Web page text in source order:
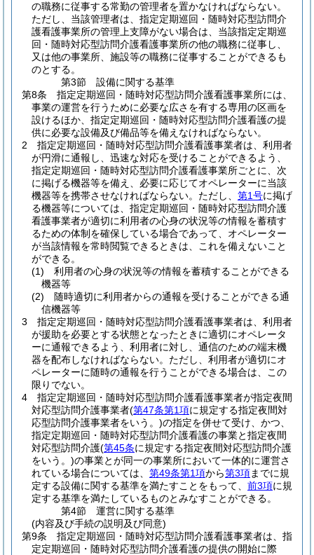
の職務に従事する常勤の管理者を置かなければならない。
ただし、当該管理者は、指定定期巡回・随時対応型訪問介
護看護事業所の管理上支障がない場合は、当該指定定期巡
回・随時対応型訪問介護看護事業所の他の職務に従事し、
又は他の事業所、施設等の職務に従事することができるも
のとする。
第3節
設備に関する基準
第8条
指定定期巡回・随時対応型訪問介護看護事業所には、
事業の運営を行うために必要な広さを有する専用の区画を
設けるほか、指定定期巡回・随時対応型訪問介護看護の提
供に必要な設備及び備品等を備えなければならない。
2
指定定期巡回・随時対応型訪問介護看護事業者は、利用者
が円滑に通報し、迅速な対応を受けることができるよう、
指定定期巡回・随時対応型訪問介護看護事業所ごとに、次
に掲げる機器等を備え、必要に応じてオペレーターに当該
機器等を携帯させなければならない。 ただし、 第1号に掲げ
る機器等については、指定定期巡回・随時対応型訪問介護
看護事業者が適切に利用者の心身の状況等の情報を蓄積す
るための体制を確保している場合であって、オペレーター
が当該情報を常時閲覧できるときは、これを備えないこと
ができる。
(1)
利用者の心身の状況等の情報を蓄積することができる
機器等
(2)
随時適切に利用者からの通報を受けることができる通
信機器等
3
指定定期巡回・随時対応型訪問介護看護事業者は、利用者
が援助を必要とする状態となったときに適切にオペレータ
ーに通報できるよう、利用者に対し、通信のための端末機
器を配布しなければならない。 ただし、利用者が適切にオ
ペレーターに随時の通報を行うことができる場合は、この
限りでない。
4
指定定期巡回・随時対応型訪問介護看護事業者が指定夜間
対応型訪問介護事業者(第47条第1項に規定する指定夜間対
応型訪問介護事業者をいう。)の指定を併せて受け、かつ、
指定定期巡回・随時対応型訪問介護看護の事業と指定夜間
対応型訪問介護(第45条に規定する指定夜間対応型訪問介護
をいう。)の事業とが同一の事業所において一体的に運営さ
れている場合については、 第49条第1項から第3項までに規
定する設備に関する基準を満たすことをもって、 前3項に規
定する基準を満たしているものとみなすことができる。
第4節
運営に関する基準
(内容及び手続の説明及び同意)
第9条
指定定期巡回・随時対応型訪問介護看護事業者は、指
定定期巡回・随時対応型訪問介護看護の提供の開始に際